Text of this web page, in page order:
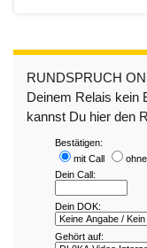
RUNDSPRUCH
Deinem Relais kein
kannst Du hier den